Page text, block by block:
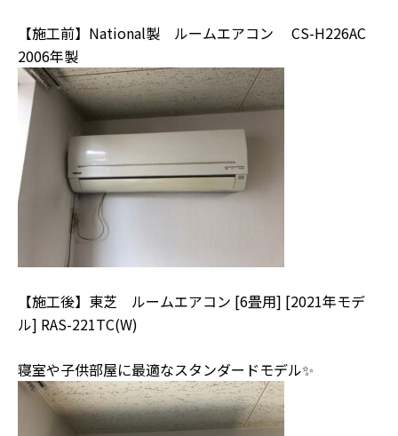
【施工前】National製 ルームエアコン CS-H226AC
2006年製
【施工後】東芝 ルームエアコン [6畳用] [2021年モデ
ル] RAS-221TC(W)
寝室や子供部屋に最適なスタンダードモデル✨